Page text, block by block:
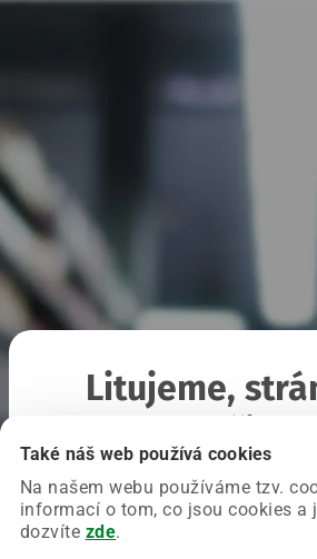
Také náš web používá cookies
Na našem webu používáme tzv.
informací o tom, co jsou cookies a
dozvíte zde.
Litujeme,
Chyba nastala na naší straně a
Zkuste prosím znovu načíst